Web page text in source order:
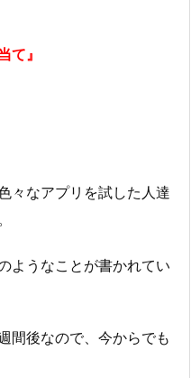
て』
々なアプリを試した人達
ようなことが書かれてい
間後なので、今からでも